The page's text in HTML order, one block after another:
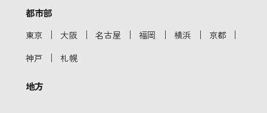
都市部
東京 ｜ 大阪 ｜ 名古屋 ｜ 福岡 ｜ 横浜 ｜ 京都 ｜
神戸 ｜ 札幌
地方